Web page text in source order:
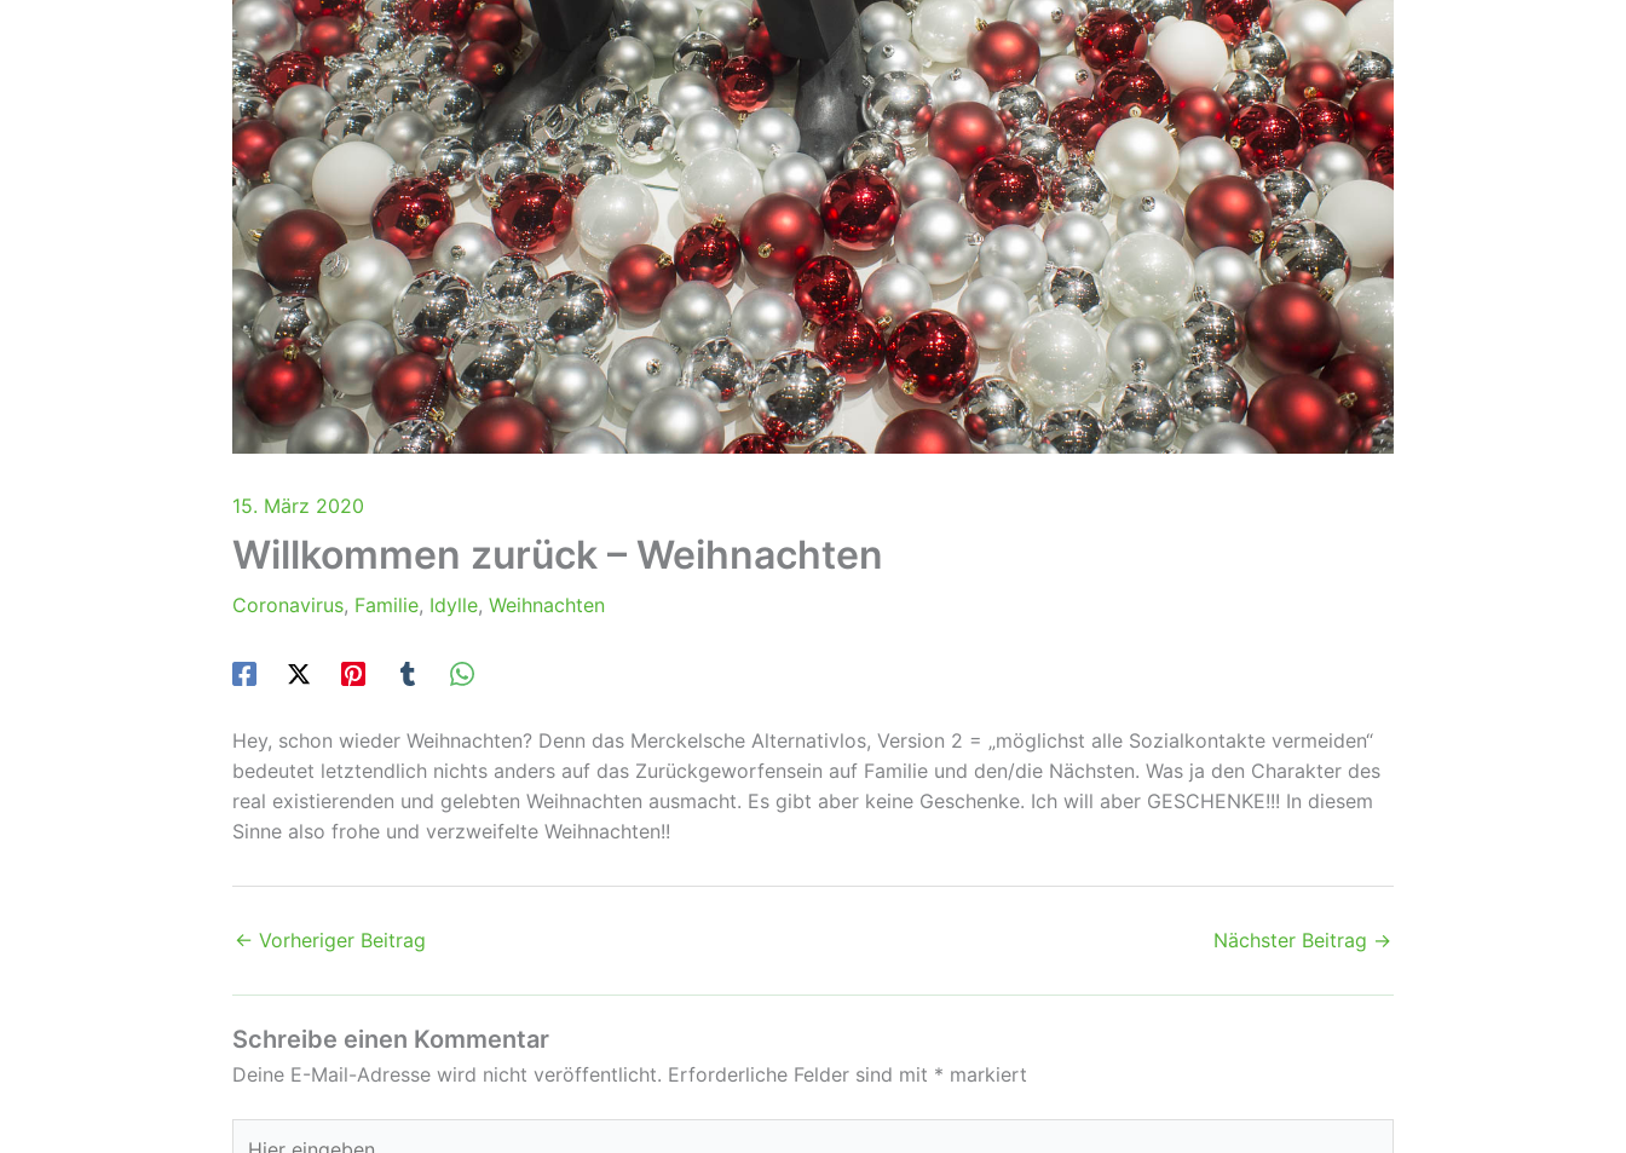
15. März 2020
Willkommen zurück – Weihnachten
Coronavirus, Familie, Idylle, Weihnachten
Hey, schon wieder Weihnachten? Denn das Merckelsche Alternativlos, Version 2 = „möglichst alle Sozialkontakte vermeiden“
bedeutet letztendlich nichts anders auf das Zurückgeworfensein auf Familie und den/die Nächsten. Was ja den Charakter des
real existierenden und gelebten Weihnachten ausmacht. Es gibt aber keine Geschenke. Ich will aber GESCHENKE!!! In diesem
Sinne also frohe und verzweifelte Weihnachten!!
← Vorheriger Beitrag Nächster Beitrag →
Schreibe einen Kommentar
Deine E-Mail-Adresse wird nicht veröffentlicht. Erforderliche Felder sind mit * markiert